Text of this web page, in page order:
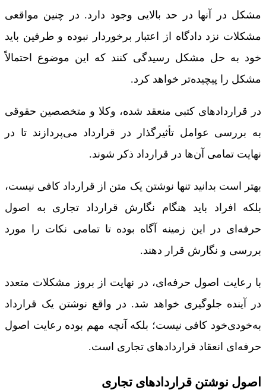
مشکل در آنها در حد بالایی وجود دارد. در چنین مواقعی
مشکلات نزد دادگاه از اعتبار برخوردار نبوده و طرفین باید
خود به حل مشکل رسیدگی کنند که این موضوع احتمالاً
مشکل را پیچیده‌تر خواهد کرد.
در قراردادهای کتبی منعقد شده، وکلا و متخصصین حقوقی
به بررسی عوامل تأثیرگذار در قرارداد می‌پردازند تا در
نهایت تمامی آن‌ها در قرارداد ذکر شوند.
بهتر است بدانید تنها نوشتن یک متن از قرارداد کافی نیست،
بلکه افراد باید هنگام نگارش قرارداد تجاری به اصول
حرفه‌ای در این زمینه آگاه بوده تا تمامی نکات را مورد
بررسی و نگارش قرار دهند.
با رعایت اصول حرفه‌ای، در نهایت از بروز مشکلات متعدد
در آینده جلوگیری خواهد شد. در واقع نوشتن یک قرارداد
به‌خودی‌خود کافی نیست؛ بلکه آنچه مهم بوده رعایت اصول
حرفه‌ای انعقاد قراردادهای تجاری است.
اصول نوشتن قراردادهای تجاری